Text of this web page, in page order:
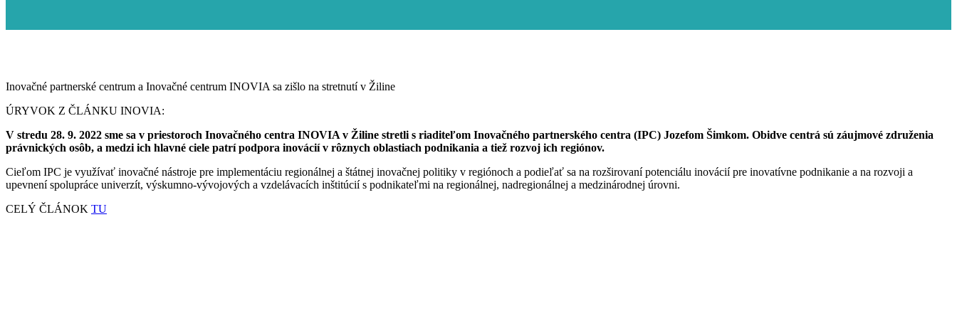
Inovačné partnerské centrum a Inovačné centrum INOVIA sa zišlo na stretnutí v Žiline
ÚRYVOK Z ČLÁNKU INOVIA:
V stredu 28. 9. 2022 sme sa v priestoroch Inovačného centra INOVIA v Žiline stretli s riaditeľom Inovačného partnerského centra (IPC) Jozefom Šimkom. Obidve centrá sú záujmové združenia
právnických osôb, a medzi ich hlavné ciele patrí podpora inovácií v rôznych oblastiach podnikania a tiež rozvoj ich regiónov.
Cieľom IPC je využívať inovačné nástroje pre implementáciu regionálnej a štátnej inovačnej politiky v regiónoch a podieľať sa na rozširovaní potenciálu inovácií pre inovatívne podnikanie a na rozvoji a
upevnení spolupráce univerzít, výskumno-vývojových a vzdelávacích inštitúcií s podnikateľmi na regionálnej, nadregionálnej a medzinárodnej úrovni.
CELÝ ČLÁNOK TU